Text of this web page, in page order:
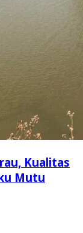
Kualitas
Mutu